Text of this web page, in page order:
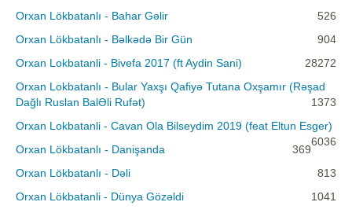
Orxan Lökbatanlı - Bahar Gəlir
526
Orxan Lökbatanlı - Bəlkədə Bir Gün
904
Orxan Lokbatanli - Bivefa 2017 (ft Aydin Sani)
28272
Orxan Lokbatanlı - Bular Yaxşı Qafiyə Tutana Oxşamır (Rəşad
Dağlı Ruslan BalƏli Rufət)
1373
Orxan Lokbatanli - Cavan Ola Bilseydim 2019 (feat Eltun Esger)
6036
Orxan Lökbatanlı - Danişanda
369
Orxan Lökbatanlı - Dəli
813
Orxan Lökbatanli - Dünya Gözəldi
1041